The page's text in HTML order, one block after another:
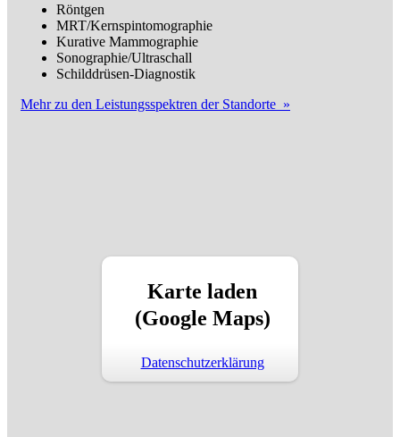
Röntgen
MRT/Kernspintomographie
Kurative Mammographie
Sonographie/Ultraschall
Schilddrüsen-Diagnostik
Mehr zu den Leistungsspektren der Standorte »
Karte laden
(Google Maps)
Datenschutzerklärung